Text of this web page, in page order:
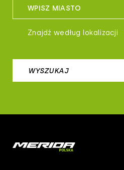
sportful
controltech
airborne
cst
woj. kujawsko-pomorskie
woj. opolskie
WPISZ MIASTO
Znajdź według lokalizacji
WYSZUKAJ